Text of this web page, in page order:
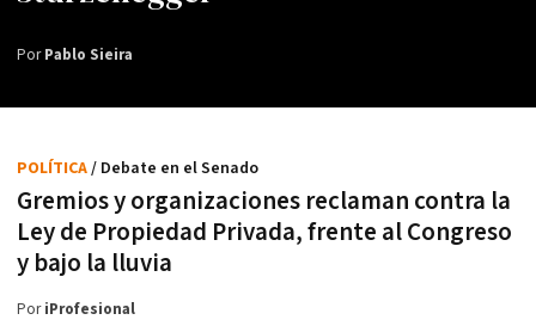
PorPablo Sieira
Gremios y organizaciones reclaman contra la
Ley de Propiedad Privada, frente al Congreso
y bajo la lluvia
POLÍTICA/ Debate en el Senado
PoriProfesional